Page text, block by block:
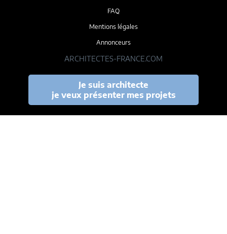
FAQ
Mentions légales
Annonceurs
ARCHITECTES-FRANCE.COM
Je suis architecte
je veux présenter mes projets